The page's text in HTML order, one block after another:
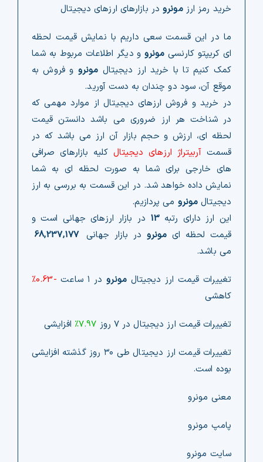
خرید رمز ارزمونرو در بازارهای ارزهای دیجیتال
ما در این قسمت سعی داریم با نمایش قیمت لحظه
ای کریپتو کارنسی مونروو دیگر اطلاعات مربوط به شما
کمک کنیم تا با خرید ارز دیجیتال مونرو و فروش به
موقع آن، سود دو چندان به دست آورید.
در خرید و فروش ارزهای دیجیتال از موارد مهمی که
در شناخت هر ارز ضروری می باشد دانستن قیمت
لحظه ای، ارزش و حجم بازار آن ارز می باشد که در
قسمتآربیتراژ ارزهای دیجیتال کلیه بازارهای صرافی
های خارجی برای شما به صورت لحظه ای به شما
نمایش داده خواهد شد. در این قسمت به بررسی به ارز
دیجیتال مونرو می پردازیم.
این ارز دارای رتبه 13 در بازار ارزهای جهانی است و
قیمت لحظه ای مونرو در بازار جهانی 68,237,177
می باشد.
تغییرات قیمت ارز دیجیتالمونرو در ۱ ساعت
-0.63%
کاهشی
تغییرات قیمت ارز دیجیتال در ۷ روز 7.97% افزایشی
تغییرات قیمت ارز دیجیتال طی ۳۰ روز گذشته افزایشی
بوده است.
معنی مونرو
پامپ مونرو
سایت مونرو